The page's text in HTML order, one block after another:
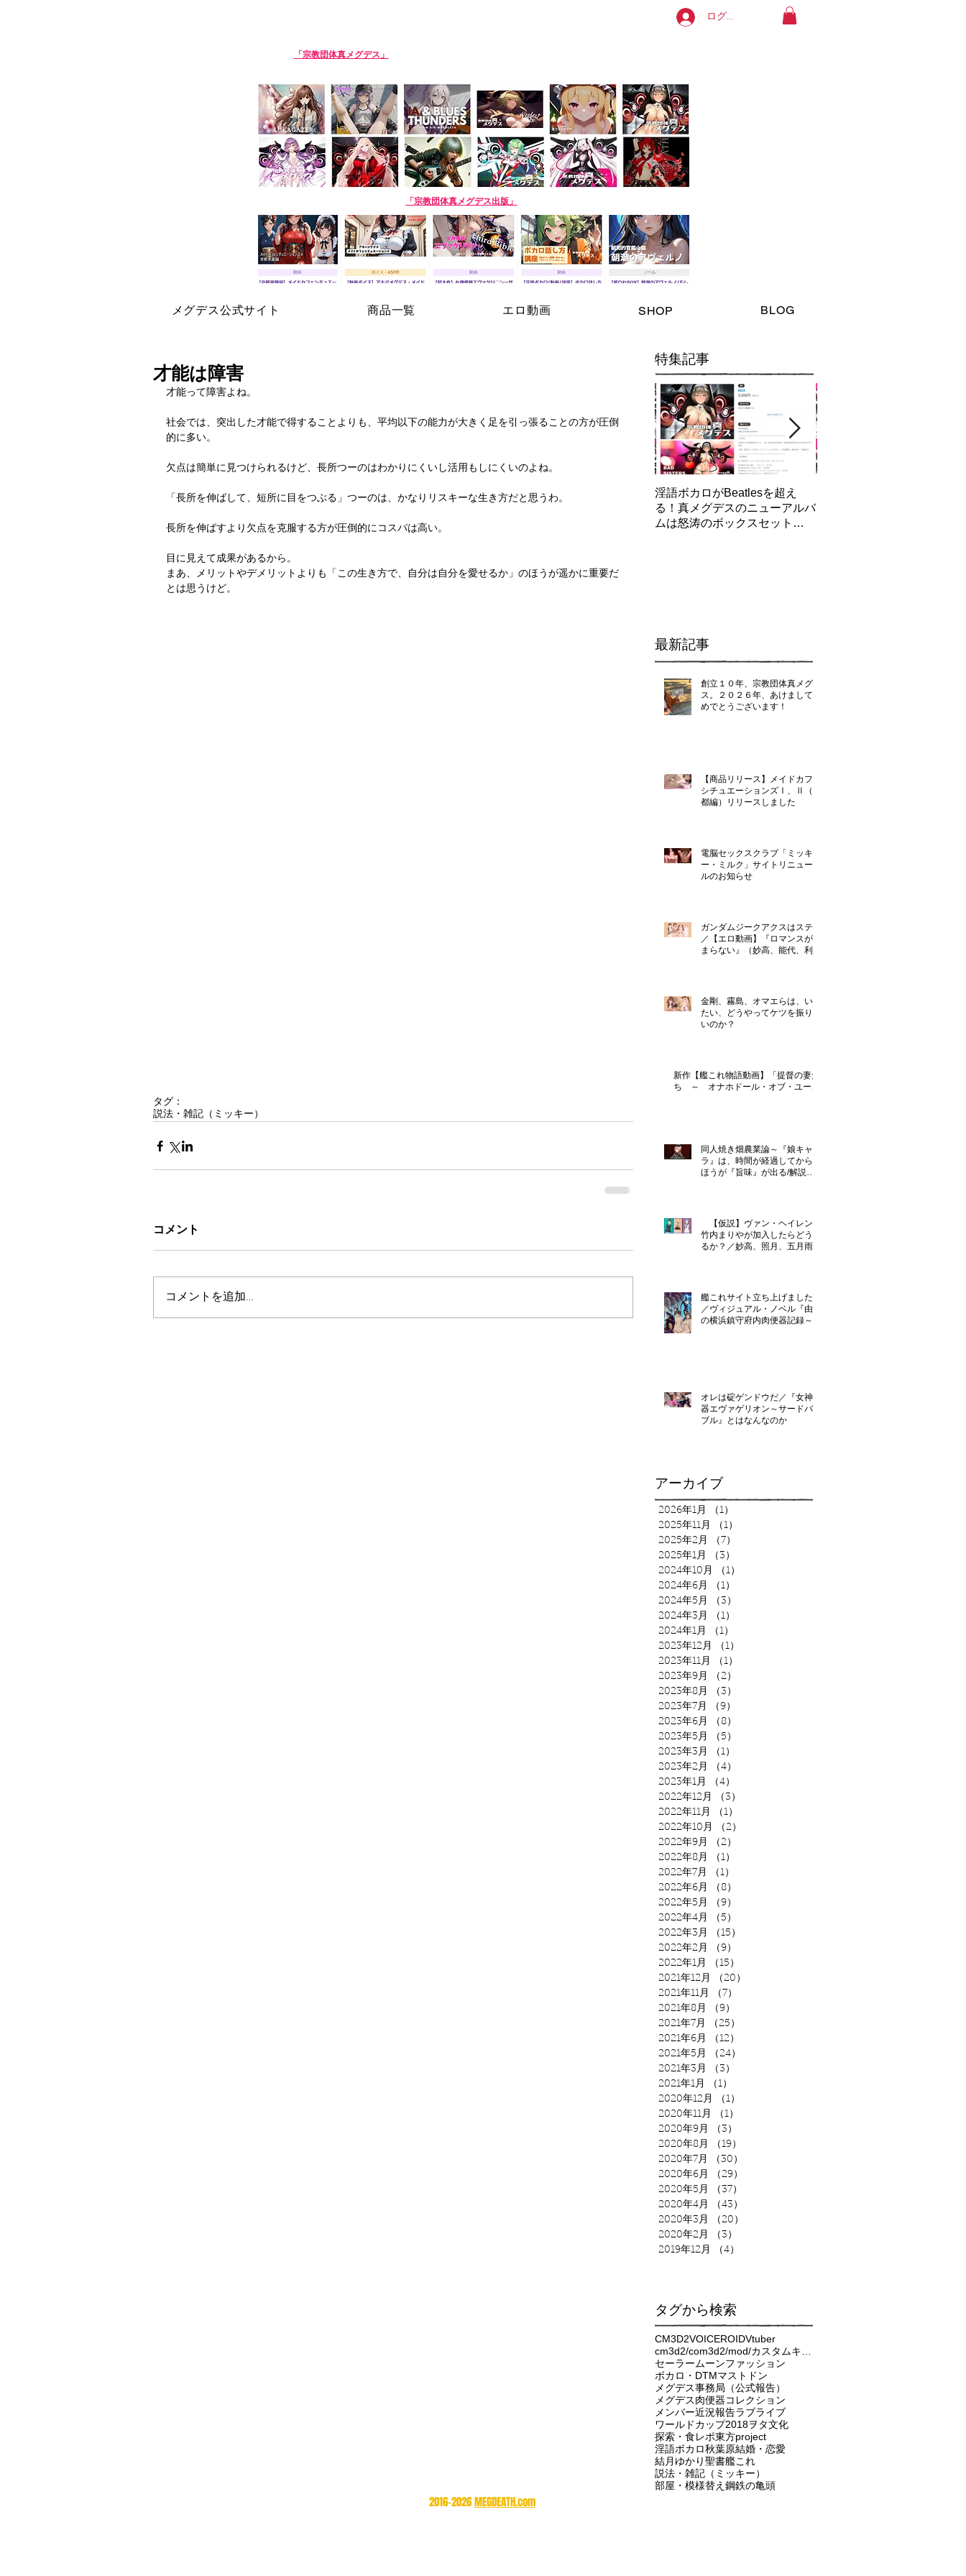
ログイン
「宗教団体真メグデス」
「宗教団体真メグデス出版」
メグデス公式サイト 商品一覧 エロ動画 SHOP BLOG
才能は障害
才能って障害よね。
社会では、突出した才能で得することよりも、平均以下の能力が大きく足を引っ張ることの方が圧倒
的に多い。
欠点は簡単に見つけられるけど、長所つーのはわかりにくいし活用もしにくいのよね。
「長所を伸ばして、短所に目をつぶる」つーのは、かなりリスキーな生き方だと思うわ。
長所を伸ばすより欠点を克服する方が圧倒的にコスパは高い。
目に見えて成果があるから。
まあ、メリットやデメリットよりも「この生き方で、自分は自分を愛せるか」のほうが遥かに重要だ
とは思うけど。
タグ：
説法・雑記（ミッキー）
コメント
コメントを追加…
特集記事
淫語ボカロがBeatlesを超え
る！真メグデスのニューアルバ
ムは怒涛のボックスセット
最新記事
創立１０年、宗教団体真メグデ
ス。２０２６年、あけましてお
めでとうございます！
【商品リリース】メイドカフェ
シチュエーションズⅠ、Ⅱ（京
都編）リリースしました
電脳セックスクラブ「ミッキ
ー・ミルク」サイトリニューア
ルのお知らせ
ガンダムジークアクスはステマ
／【エロ動画】『ロマンスが止
まらない』（妙高、能代、利
金剛、霧島、オマエらは、いっ
たい、どうやってケツを振りた
いのか？
新作【艦これ物語動画】「提督の妻た
ち ～ オナホドール・オブ・ユー」
同人焼き畑農業論～『娘キャ
ラ』は、時間が経過してからの
ほうが『旨味』が出る/解説
【仮説】ヴァン・ヘイレンに
竹内まりやが加入したらどうな
るか？／妙高、照月、五月雨は
艦これサイト立ち上げました！
／ヴィジュアル・ノベル『由良
の横浜鎮守府内肉便器記録～提
オレは碇ゲンドウだ／『女神便
器エヴァゲリオン～サードバイ
ブル』とはなんなのか
アーカイブ
2026年1月 （1）
2025年11月
（1）
2025年2月
（7）
2025年1月
（3）
2024年10月
（1）
2024年6月
（1）
2024年5月
（3）
2024年3月
（1）
2024年1月
（1）
2023年12月
（1）
2023年11月
（1）
2023年9月
（2）
2023年8月
（3）
2023年7月
（9）
2023年6月
（8）
2023年5月
（5）
2023年3月
（1）
2023年2月
（4）
2023年1月
（4）
2022年12月
（3）
2022年11月
（1）
2022年10月
（2）
2022年9月
（2）
2022年8月
（1）
2022年7月
（1）
2022年6月
（8）
2022年5月
（9）
2022年4月
（5）
2022年3月
（15）
2022年2月
（9）
2022年1月
（15）
2021年12月
（20）
2021年11月
（7）
2021年8月
（9）
2021年7月
（25）
2021年6月
（12）
2021年5月
（24）
2021年3月
（3）
2021年1月
（1）
2020年12月
（1）
2020年11月
（1）
2020年9月
（3）
2020年8月
（19）
2020年7月
（30）
2020年6月
（29）
2020年5月
（37）
2020年4月
（43）
2020年3月
（20）
2020年2月
（3）
2019年12月
（4）
タグから検索
CM3D2VOICEROIDVtuber
cm3d2/com3d2/mod/カスタムキャスト
セーラームーンファッション
ボカロ・DTMマストドン
メグデス事務局（公式報告）
メグデス肉便器コレクション
メンバー近況報告ラブライブ
ワールドカップ2018ヲタ文化
探索・食レポ東方project
淫語ボカロ秋葉原結婚・恋愛
結月ゆかり聖書艦これ
説法・雑記（ミッキー）
部屋・模様替え 鋼鉄の亀頭
2016-2026MEGDEATH.com